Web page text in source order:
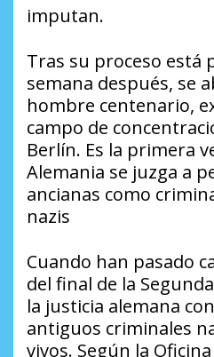
imputan.
Tras su proceso está
semana después, se
hombre centenario,
campo de
Berlín. Es la primera
Alemania se juzga a
ancianas como
nazis
Cuando han pasado
del final de la
la justicia alemana
antiguos criminales
vivos. Según la